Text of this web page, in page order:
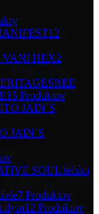
12
VANI HEX2
SREE
15 Produktov
JAIN´S
SOUL tečúci
7 Produktov
dym12 Produktov